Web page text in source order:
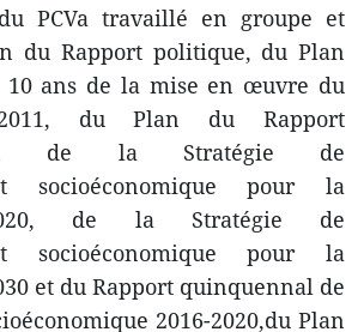
PCVa travaillé en groupe et
du Rapport politique, du Plan
10 ans de la mise en œuvre du
2011, du Plan du Rapport
de la Stratégie de
socioéconomique pour la
2020, de la Stratégie de
socioéconomique pour la
et du Rapport quinquennal de
2016-2020,du Plan